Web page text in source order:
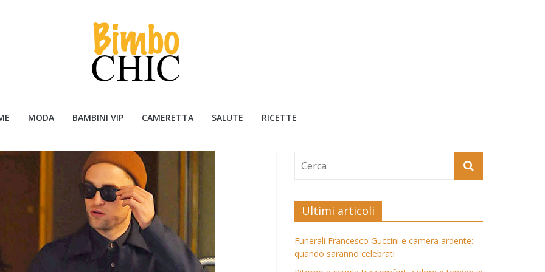
MODA BAMBINI VIP CAMERETTA SALUTE RICETTE
Ultimi articoli
Funerali Francesco Guccini e camera ardente:
quando saranno celebrati